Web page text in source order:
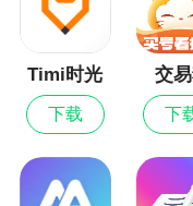
Timi时光
记账最新
版
下载
交
下